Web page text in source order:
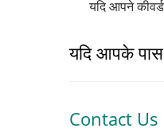
यदि आपने
यदि आपके